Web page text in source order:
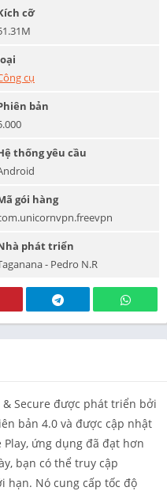
cỡ
cụ
bản
thống yêu cầu
gói hàng
phát triển
- Pedro N.R
Secure được phát triển bởi
bản 4.0 và được cập nhật
Play, ứng dụng đã đạt hơn
bạn có thể truy cập
hạn. Nó cung cấp tốc độ